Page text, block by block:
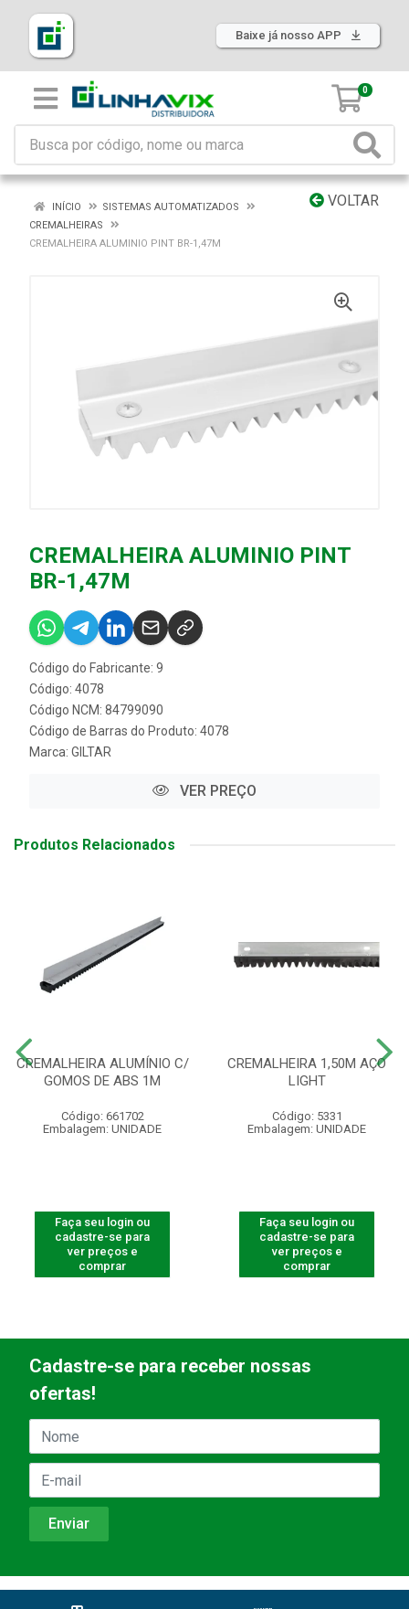
Baixe já nosso APP
0
VOLTAR
INÍCIO
SISTEMAS AUTOMATIZADOS
CREMALHEIRAS
CREMALHEIRA ALUMINIO PINT BR-1,47M
CREMALHEIRA ALUMINIO PINT
BR-1,47M
Código do Fabricante: 9
Código: 4078
Código NCM: 84799090
Código de Barras do Produto: 4078
Marca: GILTAR
VER PREÇO
Produtos Relacionados
CREMALHEIRA ALUMÍNIO C/
GOMOS DE ABS 1M
Código: 661702
Embalagem: UNIDADE
Faça seu login ou
cadastre-se para
ver preços e
comprar
CREMALHEIRA 1,50M AÇO
LIGHT
Código: 5331
Embalagem: UNIDADE
Faça seu login ou
cadastre-se para
ver preços e
comprar
Cadastre-se para receber nossas
ofertas!